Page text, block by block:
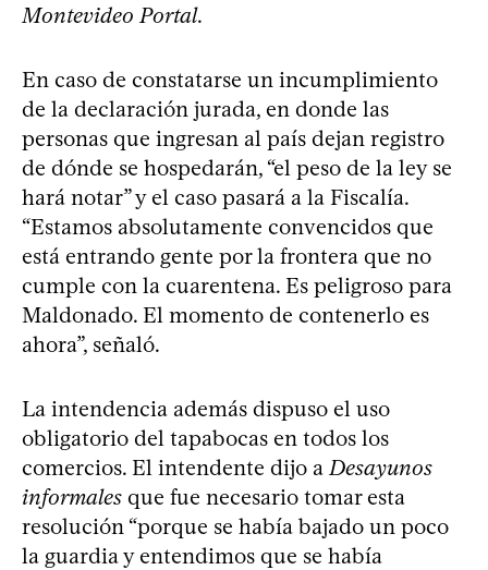
Montevideo Portal.
En caso de constatarse un incumplimiento
de la declaración jurada, en donde las
personas que ingresan al país dejan registro
de dónde se hospedarán, “el peso de la ley se
hará notar” y el caso pasará a la Fiscalía.
“Estamos absolutamente convencidos que
está entrando gente por la frontera que no
cumple con la cuarentena. Es peligroso para
Maldonado. El momento de contenerlo es
ahora”, señaló.
La intendencia además dispuso el uso
obligatorio del tapabocas en todos los
comercios. El intendente dijo a Desayunos
informales que fue necesario tomar esta
resolución “porque se había bajado un poco
la guardia y entendimos que se había